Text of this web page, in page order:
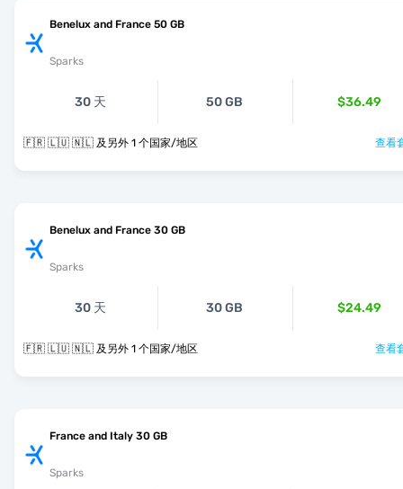
Benelux and France 50 GB
Sparks
30 天 50 GB $36.49
🇫🇷 🇱🇺 🇳🇱 及另外 1 个国家/地区 查看
Benelux and France 30 GB
Sparks
30 天 30 GB $24.49
🇫🇷 🇱🇺 🇳🇱 及另外 1 个国家/地区 查看
France and Italy 30 GB
Sparks